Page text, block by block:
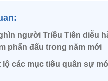
người Triều Tiên diễu
phấn đấu trong năm mới
lộ các mục tiêu quân sự